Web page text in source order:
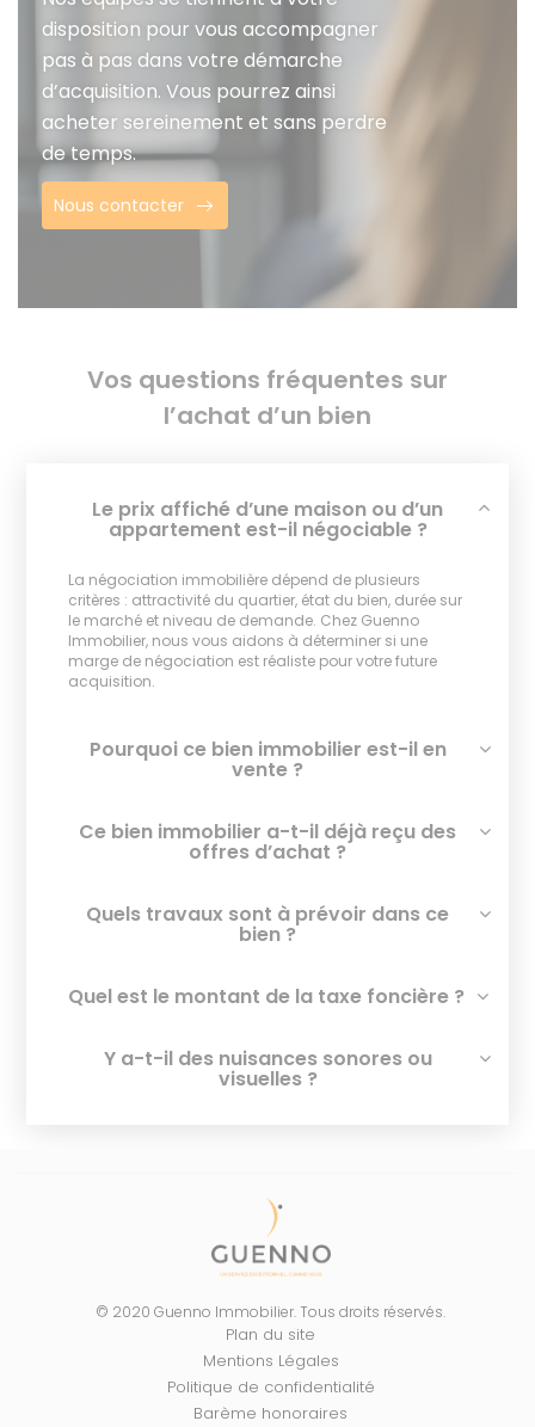
disposition pour vous accompagner
pas à pas dans votre démarche
d’acquisition. Vous pourrez ainsi
acheter sereinement et sans perdre
de temps.
Nous contacter
Vos questions fréquentes sur
l’achat d’un bien
Le prix affiché d’une maison ou d’un
appartement est-il négociable ?
La négociation immobilière dépend de plusieurs
critères : attractivité du quartier, état du bien, durée sur
le marché et niveau de demande. Chez Guenno
Immobilier, nous vous aidons à déterminer si une
marge de négociation est réaliste pour votre future
acquisition.
Pourquoi ce bien immobilier est-il en
vente ?
Ce bien immobilier a-t-il déjà reçu des
offres d’achat ?
Quels travaux sont à prévoir dans ce
bien ?
Quel est le montant de la taxe foncière ?
Y a-t-il des nuisances sonores ou
visuelles ?
© 2020 Guenno Immobilier. Tous droits réservés.
Plan du site
Mentions Légales
Politique de confidentialité
Barème honoraires